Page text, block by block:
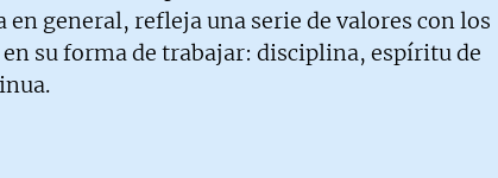
en general, refleja una serie de valores con los
su forma de trabajar: disciplina, espíritu de